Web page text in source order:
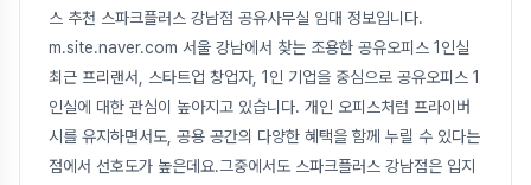
스 추천 스파크플러스 강남점 공유사무실 임대 정보입니다.
m.site.naver.com 서울 강남에서 찾는 조용한 공유오피스 1인실
최근 프리랜서, 스타트업 창업자, 1인 기업을 중심으로 공유오피스 1
인실에 대한 관심이 높아지고 있습니다. 개인 오피스처럼 프라이버
시를 유지하면서도, 공용 공간의 다양한 혜택을 함께 누릴 수 있다는
점에서 선호도가 높은데요.그중에서도 스파크플러스 강남점은 입지